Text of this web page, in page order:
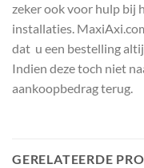
zeker ook voor hulp bij
installaties.
dat u een bestelling
Indien deze toch niet
aankoopbedrag terug.
GERELATEERDE